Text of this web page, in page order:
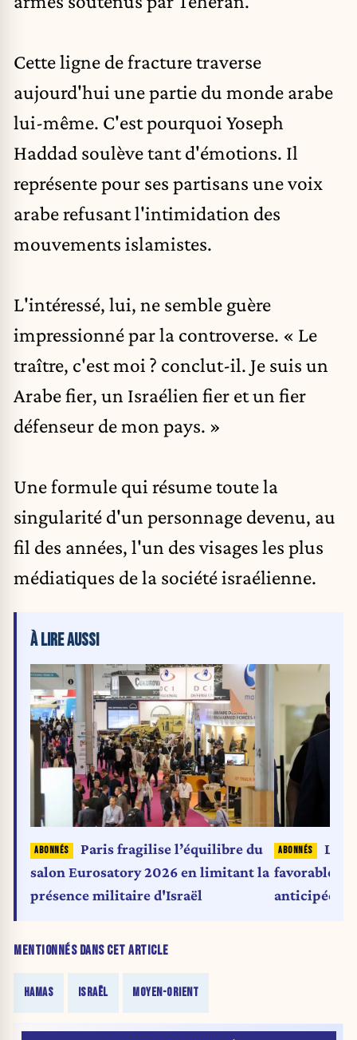
Cette ligne de fracture traverse
aujourd'hui une partie du monde arabe
lui-même. C'est pourquoi Yoseph
Haddad soulève tant d'émotions. Il
représente pour ses partisans une voix
arabe refusant l'intimidation des
mouvements islamistes.
L'intéressé, lui, ne semble guère
impressionné par la controverse. « Le
traître, c'est moi ? conclut-il. Je suis un
Arabe fier, un Israélien fier et un fier
défenseur de mon pays. »
Une formule qui résume toute la
singularité d'un personnage devenu, au
fil des années, l'un des visages les plus
médiatiques de la société israélienne.
MENTIONNÉS DANS CET ARTICLE
HAMAS ISRAËL MOYEN-ORIENT
À LIRE AUSSI
Paris fragilise l’équilibre du
salon Eurosatory 2026 en limitant la
présence militaire d'Israël
La
favorable à
anticipées